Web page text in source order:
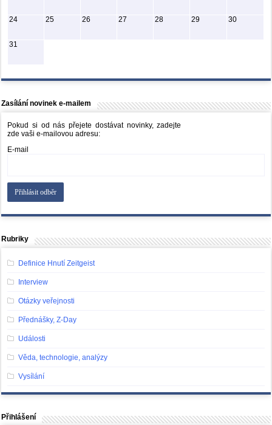
24 25 26 27 28 29 30
31
Zasílání novinek e-mailem
Pokud si od nás přejete dostávat novinky, zadejte
zde vaši e-mailovou adresu:
E-mail
Rubriky
Definice Hnutí Zeitgeist
Interview
Otázky veřejnosti
Přednášky, Z-Day
Události
Věda, technologie, analýzy
Vysílání
Přihlášení